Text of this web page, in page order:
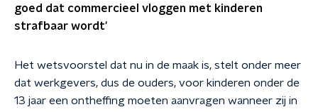
goed dat commercieel vloggen met kinderen
strafbaar wordt'
Het wetsvoorstel dat nu in de maak is, stelt onder meer
dat werkgevers, dus de ouders, voor kinderen onder de
13 jaar een ontheffing moeten aanvragen wanneer zij in